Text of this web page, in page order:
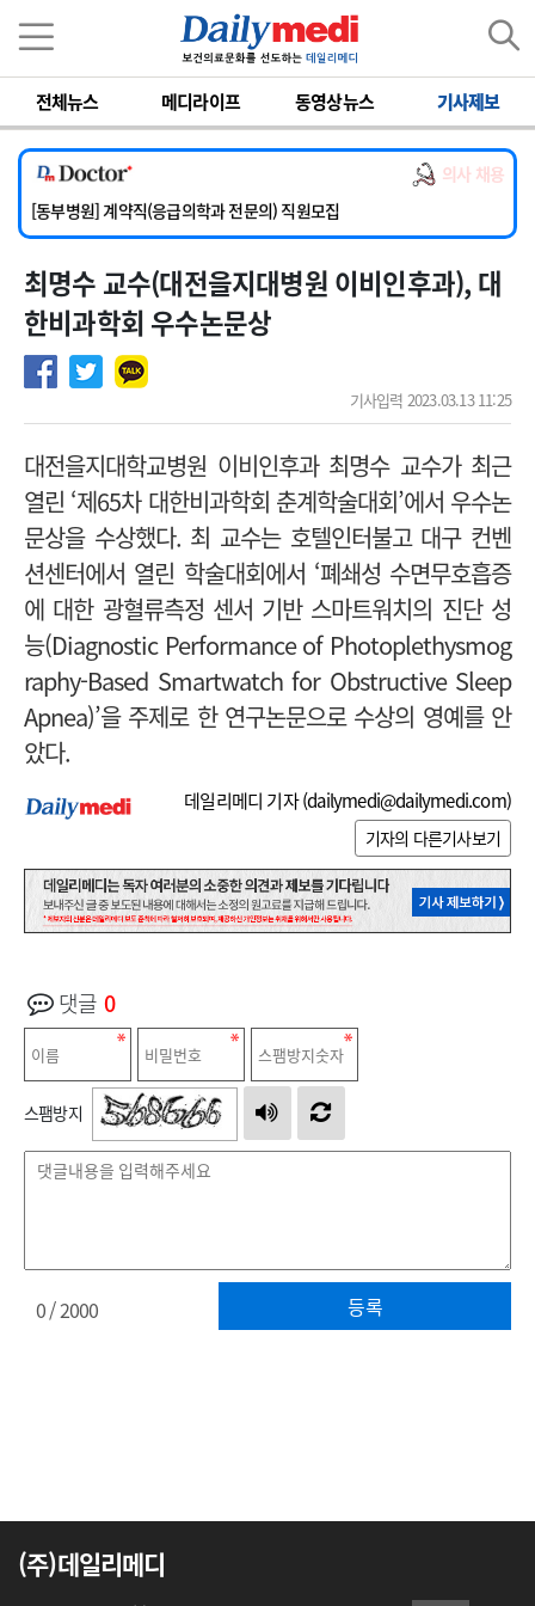
전체뉴스 메디라이프 동영상뉴스 기사제보
의사 채용
[서울아산병원] 2026년 하반기 인턴 모집
[영남대학교의료원] 마취통증의학과 임기제 임상의사 채용
[충남대학교병원] 소아청소년과(소아응급전담) 계약직 의사 공개채용
[동부병원] 계약직(응급의학과 전문의) 직원모집
[이대목동병원] 하반기 전공의(레지던트1년차) 모집
[서울아산병원] 2026년 하반기 인턴 모집
[영남대학교의료원] 마취통증의학과 임기제 임상의사 채용
최명수 교수(대전을지대병원 이비인후과), 대
한비과학회 우수논문상
기사입력 2023.03.13 11:25
대전을지대학교병원 이비인후과 최명수 교수가 최근
열린 ‘제65차 대한비과학회 춘계학술대회’에서 우수논
문상을 수상했다. 최 교수는 호텔인터불고 대구 컨벤
션센터에서 열린 학술대회에서 ‘폐쇄성 수면무호흡증
에 대한 광혈류측정 센서 기반 스마트워치의 진단 성
능(Diagnostic Performance of Photoplethysmog
raphy-Based Smartwatch for Obstructive Sleep
Apnea)’을 주제로 한 연구논문으로 수상의 영예를 안
았다.
데일리메디 기자 (dailymedi@dailymedi.com)
기자의 다른기사보기
댓글 0
스팸방지
등록
0/ 2000
(주)데일리메디